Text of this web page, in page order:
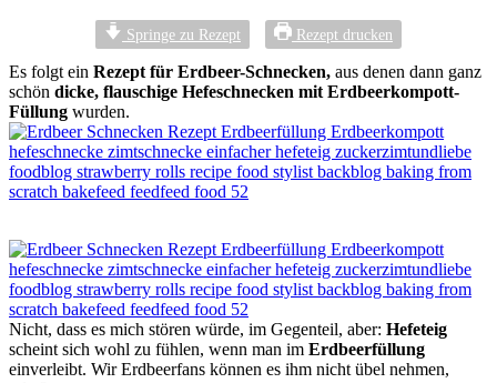
Springe zu Rezept Rezept drucken
Es folgt ein Rezept für Erdbeer-Schnecken, aus denen dann ganz
schön dicke, flauschige Hefeschnecken mit Erdbeerkompott-
Füllung wurden.
Nicht, dass es mich stören würde, im Gegenteil, aber: Hefeteig
scheint sich wohl zu fühlen, wenn man im Erdbeerfüllung
einverleibt. Wir Erdbeerfans können es ihm nicht übel nehmen,